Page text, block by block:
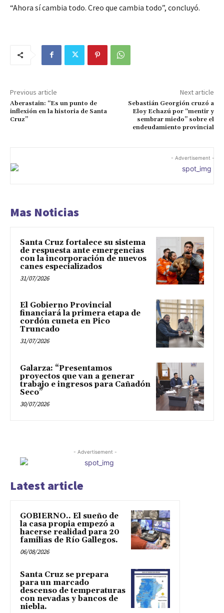
“Ahora sí cambia todo. Creo que cambia todo”, concluyó.
Previous article
Aberastain: “Es un punto de
inflexión en la historia de Santa
Cruz”
Next article
Sebastián Georgión cruzó a
Eloy Echazú por “mentir y
sembrar miedo” sobre el
endeudamiento provincial
- Advertisement -
Mas Noticias
Santa Cruz fortalece su sistema
de respuesta ante emergencias
con la incorporación de nuevos
canes especializados
31/07/2026
El Gobierno Provincial
financiará la primera etapa de
cordón cuneta en Pico
Truncado
31/07/2026
Galarza: “Presentamos
proyectos que van a generar
trabajo e ingresos para Cañadón
Seco”
30/07/2026
- Advertisement -
Latest article
GOBIERNO.. El sueño de
la casa propia empezó a
hacerse realidad para 20
familias de Río Gallegos.
06/08/2026
Santa Cruz se prepara
para un marcado
descenso de temperaturas
con nevadas y bancos de
niebla.